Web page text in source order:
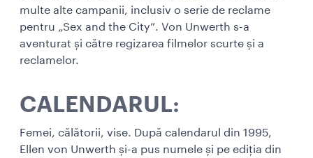
multe alte campanii, inclusiv o serie de reclame
pentru „Sex and the City”. Von Unwerth s-a
aventurat și către regizarea filmelor scurte și a
reclamelor.
CALENDARUL:
Femei, călătorii, vise. După calendarul din 1995,
Ellen von Unwerth și-a pus numele și pe ediția din